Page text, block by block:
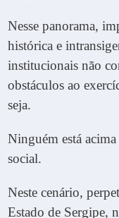
Nesse panorama,
histórica e
institucionais não
obstáculos ao
seja.
Ninguém está
social.
Neste cenário,
Estado de Sergipe,